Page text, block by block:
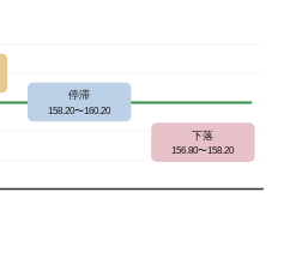
停滞
158.20〜160.20
下落
156.80〜158.20